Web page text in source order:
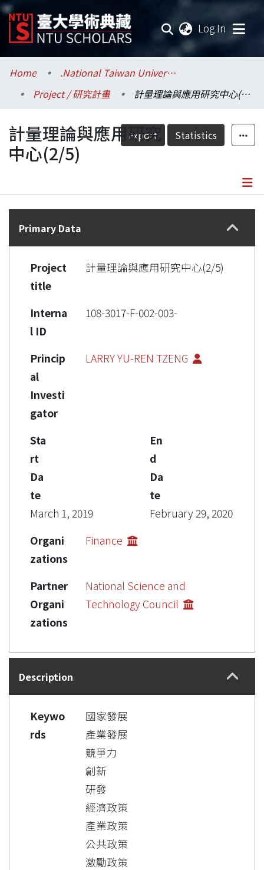
Log In
Communities & Collections
Research Outputs
Fundings & Projects
Researchers
Statistics
Home
.National Taiwan University / 國立臺灣大學
Project / 研究計畫
計量理論與應用研究中心(2/5)
Export Statistics
計量理論與應用研究
中心(2/5)
Details
Primary Data
Project
title
計量理論與應用研究中心(2/5)
Interna
l ID
108-3017-F-002-003-
Princip
al
Investi
gator
LARRY YU-REN TZENG
Sta
rt
Da
te
March 1, 2019
En
d
Da
te
February 29, 2020
Organi
zations
Finance
Partner
Organi
zations
National Science and
Technology Council
Description
Keywo
rds
國家發展
產業發展
競爭力
創新
研發
經濟政策
產業政策
公共政策
激勵政策